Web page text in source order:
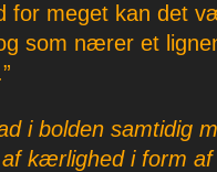
for meget kan det
som nærer et
i bolden samtidig
kærlighed i form